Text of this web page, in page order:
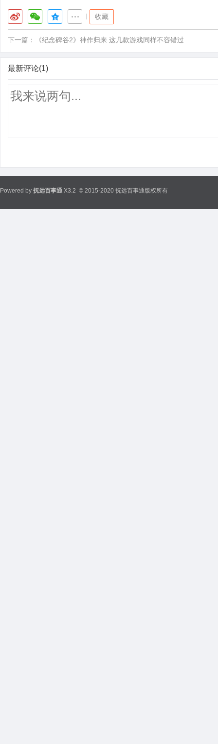
收藏
下一篇： 《纪念碑谷2》神作归来 这几款游戏同样不容错过
最新评论(1)
Powered by 抚远百事通 X3.2 © 2015-2020 抚远百事通版权所有